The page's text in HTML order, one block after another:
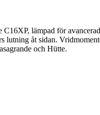
lämpad för
lutning åt sidan.
och Hütte.